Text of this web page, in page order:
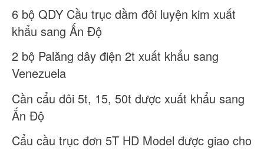
6 bộ QDY Cầu trục dầm đôi luyện kim xuất
khẩu sang Ấn Độ
2 bộ Palăng dây điện 2t xuất khẩu sang
Venezuela
Cần cẩu đôi 5t, 15, 50t được xuất khẩu sang
Ấn Độ
Cẩu cầu trục đơn 5T HD Model được giao cho